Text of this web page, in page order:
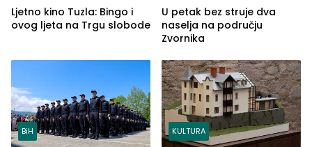
Ljetno kino Tuzla: Bingo i
ovog ljeta na Trgu slobode
U petak bez struje dva
naselja na području
Zvornika
BiH KULTURA